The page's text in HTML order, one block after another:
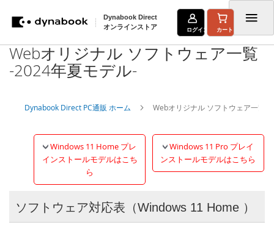
Dynabook Direct
オンラインストア
コ
ン
ログイン カート
Webオリジナル ソフトウェア一覧
-2024年夏モデル-
Dynabook Direct PC通販 ホーム Webオリジナル ソフトウェア一覧 -
Windows 11 Home プレ
インストールモデルはこち
ら
Windows 11 Pro プレイ
ンストールモデルはこちら
ソフトウェア対応表（Windows 11 Home ）